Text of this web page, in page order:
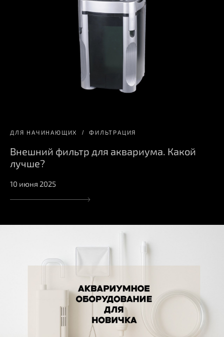
ДЛЯ НАЧИНАЮЩИХ ФИЛЬТРАЦИЯ
Внешний фильтр для аквариума. Какой
лучше?
10 июня 2025